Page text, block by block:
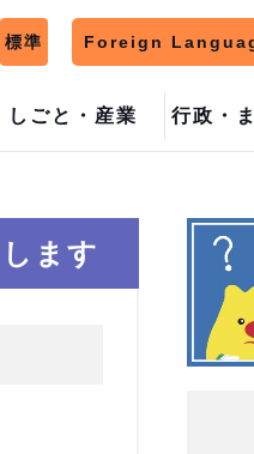
しごと・産業 行政・
標準 Foreign
ます